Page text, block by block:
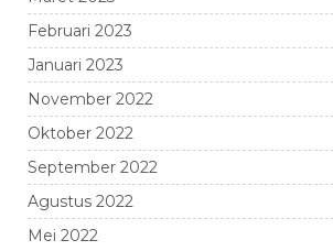
Februari 2023
Januari 2023
November 2022
Oktober 2022
September 2022
Agustus 2022
Mei 2022